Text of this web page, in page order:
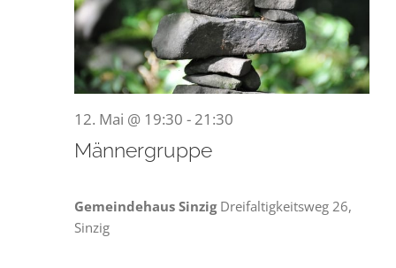
2026
Männergruppe
12. Mai @ 19:30 - 21:30
Gemeindehaus Sinzig Dreifaltigkeitsweg 26,
Sinzig